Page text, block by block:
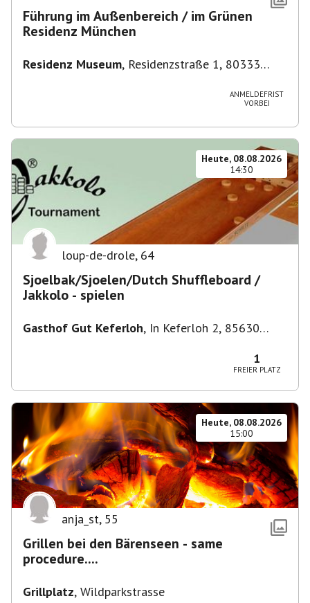
Führung im Außenbereich / im Grünen
Residenz München
Residenz Museum, Residenzstraße 1, 80333
ANMELDEFRIST
VORBEI
Heute, 08.08.2026
14:30
loup-de-drole, 64
Sjoelbak/Sjoelen/Dutch Shuffleboard /
Jakkolo - spielen
Gasthof Gut Keferloh, In Keferloh 2, 85630
1
FREIER PLATZ
Heute, 08.08.2026
15:00
anja_st, 55
Grillen bei den Bärenseen - same
procedure....
Grillplatz, Wildparkstrasse